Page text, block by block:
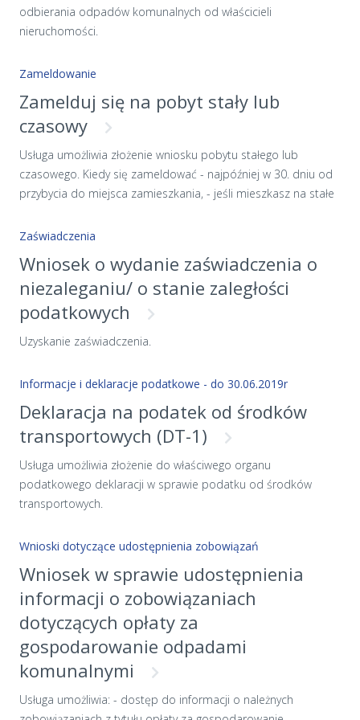
odbierania odpadów komunalnych od właścicieli
nieruchomości.
Zameldowanie
Zamelduj się na pobyt stały lub
czasowy
Usługa umożliwia złożenie wniosku pobytu stałego lub
czasowego. Kiedy się zameldować - najpóźniej w 30. dniu od
przybycia do miejsca zamieszkania, - jeśli mieszkasz na stałe
jeśli mieszkasz tymczasowo pod innym adresem niż adres
miesiące (ale nie chcesz zmieniać obecnego adresu
zameldowania) — zamelduj się tam na pobyt czasowy.
[!UWAGA!] Równocześnie możesz mieć jedno miejsce pobytu
stałego i jedno miejsce pobytu czasowego. Jeśli jesteś
obywatelem Polski i twoje dziecko urodziło się w Polsce —
urodzenia, z urzędu zamelduje twoje dziecko. Jeśli nie masz
numeru PESEL (bo na przykład twój wyjazd za granicę nastąpił
przed 1979 rokiem) — podczas meldowania urzędnik nada ci
numer PESEL. Możesz zameldować się osobiście lub może to
zrobić w twoim imieniu pełnomocnik. Dowiedz się w urzędzie,
jak to zrobić. Rodzic, opiekun prawny lub opiekun faktyczny
meldują osoby, które: nie mają zdolności do czynności
13 lat), mają ograniczoną zdolność do czynności prawnych
do 18 lat).
Zaświadczenia
Wniosek o wydanie zaświadczenia o
niezaleganiu/ o stanie zaległości
podatkowych
Uzyskanie zaświadczenia.
Informacje i deklaracje podatkowe - do 30.06.2019r
Deklaracja na podatek od środków
transportowych (DT-1)
Usługa umożliwia złożenie do właściwego organu
podatkowego deklaracji w sprawie podatku od środków
transportowych.
Wnioski dotyczące udostępnienia zobowiązań
Wniosek w sprawie udostępnienia
informacji o zobowiązaniach
dotyczących opłaty za
gospodarowanie odpadami
komunalnymi
Usługa umożliwia: - dostęp do informacji o należnych